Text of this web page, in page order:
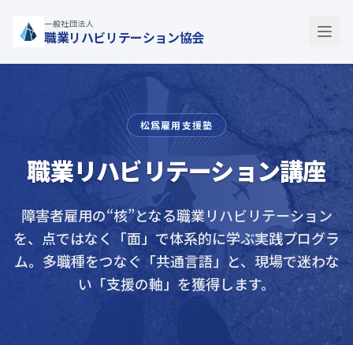
一般社団法人
職業リハビリテーション協会
松爲雇用支援塾
職業リハビリテーション講座
障害者雇用の“核”となる職業リハビリテーション
を、点ではなく「面」で体系的に学ぶ実践プログラ
ム。 多職種をつなぐ「共通言語」と、現場で迷わな
い「支援の軸」を獲得します。